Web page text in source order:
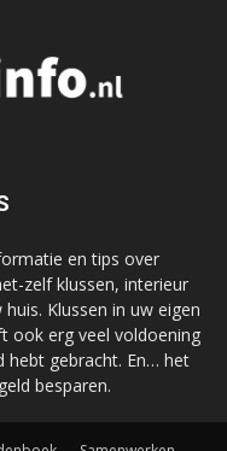
en tips over
zelf klussen, interieur
Klussen in uw eigen
ook erg veel voldoening
hebt gebracht. En… het
besparen.